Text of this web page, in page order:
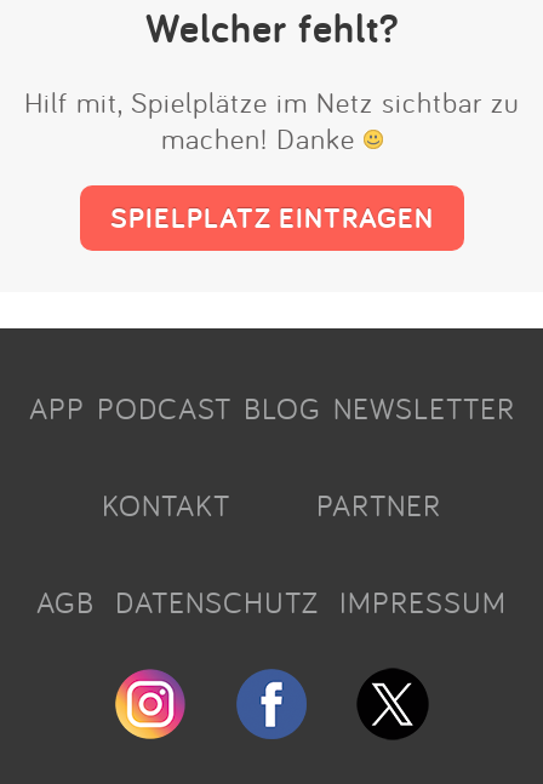
Welcher fehlt?
Hilf mit, Spielplätze im Netz sichtbar zu
machen! Danke
SPIELPLATZ EINTRAGEN
APP PODCAST BLOG NEWSLETTER
KONTAKT PARTNER
AGB DATENSCHUTZ IMPRESSUM